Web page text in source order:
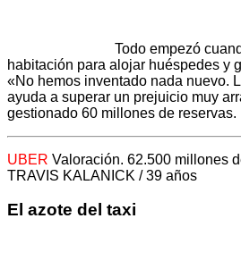
Todo empezó
habitación para alojar huéspedes y
«No hemos inventado nada nuevo.
ayuda a superar un prejuicio muy
gestionado 60 millones de reservas.
UBER Valoración. 62.500 millones
TRAVIS KALANICK / 39 años
El azote del taxi